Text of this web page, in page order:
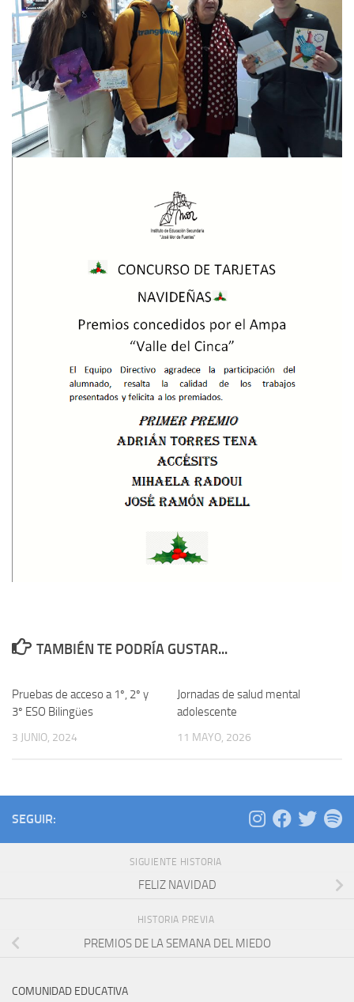
TAMBIÉN TE PODRÍA GUSTAR...
Pruebas de acceso a 1º, 2º y
3º ESO Bilingües
3 JUNIO, 2024
Jornadas de salud mental
adolescente
11 MAYO, 2026
SEGUIR:
SIGUIENTE HISTORIA
FELIZ NAVIDAD
HISTORIA PREVIA
PREMIOS DE LA SEMANA DEL MIEDO
COMUNIDAD EDUCATIVA